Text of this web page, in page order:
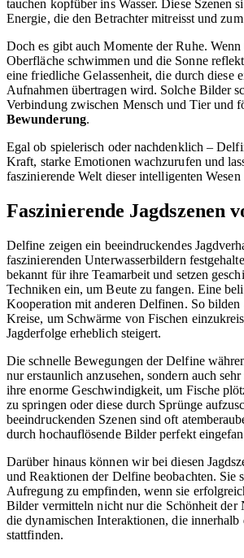
tauchen kopfüber ins Wasser. Diese Szenen
Energie, die den Betrachter mitreisst und
Doch es gibt auch Momente der Ruhe.
Oberfläche schwimmen und die Sonne
eine friedliche Gelassenheit, die durch diese
Aufnahmen übertragen wird. Solche Bilder
Verbindung zwischen Mensch und Tier und
Bewunderung.
Egal ob spielerisch oder nachdenklich –
Kraft, starke Emotionen wachzurufen und
faszinierende Welt dieser intelligenten Wesen
Faszinierende Jagdszenen
Delfine zeigen ein beeindruckendes
faszinierenden Unterwasserbildern
bekannt für ihre Teamarbeit und setzen
Techniken ein, um Beute zu fangen. Eine
Kooperation mit anderen Delfinen. So bilden
Kreise, um Schwärme von Fischen
Jagderfolge erheblich steigert.
Die schnelle Bewegungen der Delfine
nur erstaunlich anzusehen, sondern auch
ihre enorme Geschwindigkeit, um Fische
zu springen oder diese durch Sprünge
beeindruckenden Szenen sind oft
durch hochauflösende Bilder perfekt
Darüber hinaus können wir bei diesen
und Reaktionen der Delfine beobachten. Sie
Aufregung zu empfinden, wenn sie
Bilder vermitteln nicht nur die Schönheit der
die dynamischen Interaktionen, die innerhalb
stattfinden.